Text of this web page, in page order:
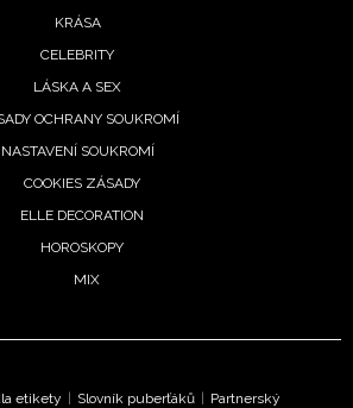
KRÁSA
CELEBRITY
LÁSKA A SEX
OCHRANY SOUKROMÍ
NASTAVENÍ SOUKROMÍ
COOKIES ZÁSADY
ELLE DECORATION
HOROSKOPY
MIX
etikety Slovník puberťáků
Partnerský